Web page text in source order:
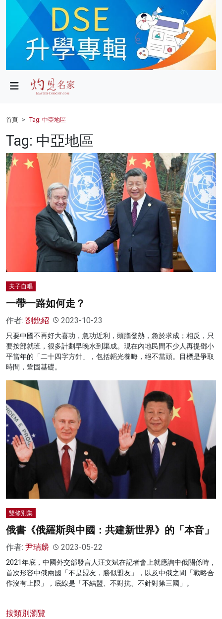
政局
財經
健康
名家榜
灼見活動
首頁 Tag: 中亞地區
Tag: 中亞地區
夫子自唱
一帶一路如何走？
作者: 劉銳紹 2023-10-23
只要中國不再好大喜功，急功近利，頭腦發熱，急於求成；相反，只
要按部就班，很多計劃早晚水到渠成。現在內地民間不少人再提鄧小
平當年的「二十四字方針」，包括韜光養晦，絕不當頭。目標是爭取
時間，鞏固基礎。
雙修別集
俄書《俄羅斯與中國：共建新世界》的「本音」
作者: 尹瑞麟 2023-05-22
2021年底，中國外交部發言人汪文斌在記者會上就應詢中俄關係時，
首次形容中俄兩國「不是盟友，勝似盟友」，以及中俄之間「戰略合
作沒有上限」，底線是「不結盟、不對抗、不針對第三國」。
按類別瀏覽